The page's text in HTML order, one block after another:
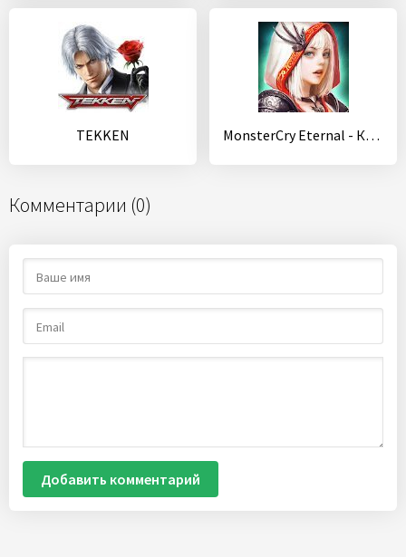
TEKKEN MonsterCry Eternal - Карточная битва RPG
Комментарии (0)
Добавить комментарий